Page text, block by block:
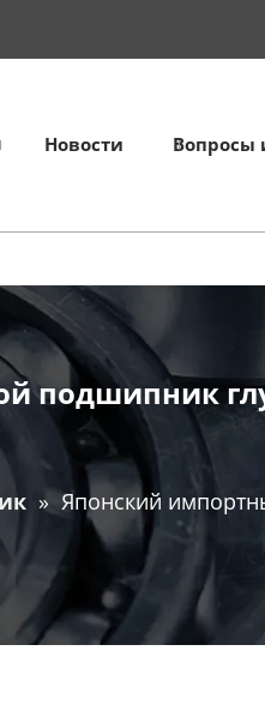
Новости Вопросы
подшипник
» Японский